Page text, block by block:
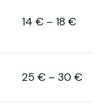
14 € – 18 €
25 € – 30 €